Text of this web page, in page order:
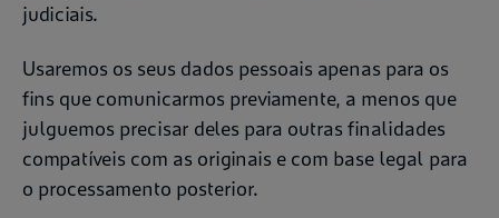
judiciais.
Usaremos os seus dados pessoais apenas para os
fins que comunicarmos previamente, a menos que
julguemos precisar deles para outras finalidades
compatíveis com as originais e com base legal para
o processamento posterior.